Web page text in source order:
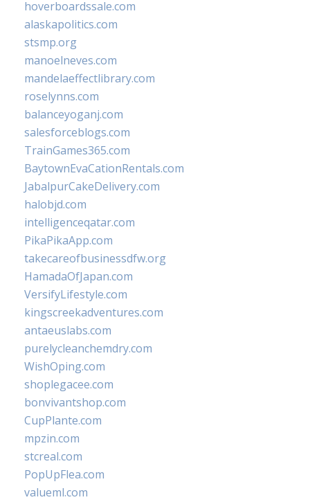
hoverboardssale.com
alaskapolitics.com
stsmp.org
manoelneves.com
mandelaeffectlibrary.com
roselynns.com
balanceyoganj.com
salesforceblogs.com
TrainGames365.com
BaytownEvaCationRentals.com
JabalpurCakeDelivery.com
halobjd.com
intelligenceqatar.com
PikaPikaApp.com
takecareofbusinessdfw.org
HamadaOfJapan.com
VersifyLifestyle.com
kingscreekadventures.com
antaeuslabs.com
purelycleanchemdry.com
WishOping.com
shoplegacee.com
bonvivantshop.com
CupPlante.com
mpzin.com
stcreal.com
PopUpFlea.com
valueml.com